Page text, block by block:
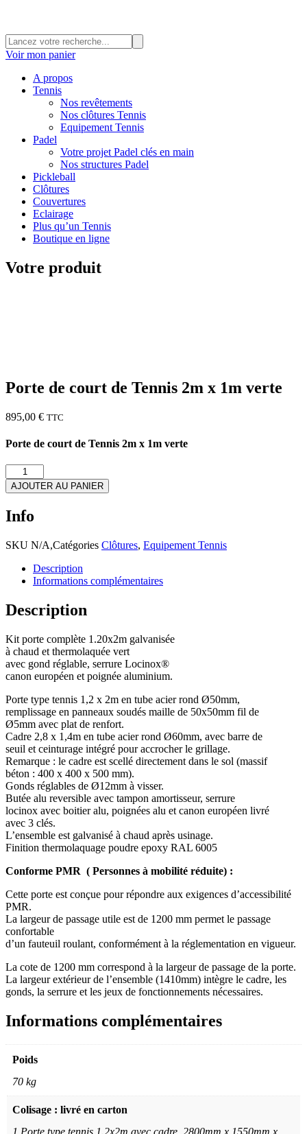
Voir mon panier
A propos
Tennis
Nos revêtements
Nos clôtures Tennis
Equipement Tennis
Padel
Votre projet Padel clés en main
Nos structures Padel
Pickleball
Clôtures
Couvertures
Eclairage
Plus qu’un Tennis
Boutique en ligne
Votre produit
Porte de court de Tennis 2m x 1m verte
895,00 € TTC
Porte de court de Tennis 2m x 1m verte
quantité
de
Porte
court
Tennis
AJOUTER AU PANIER
Info
SKU N/A,Catégories Clôtures, Equipement Tennis
Description
Informations complémentaires
Description
Kit porte complète 1.20x2m galvanisée
à chaud et thermolaquée vert
avec gond réglable, serrure Locinox®
canon européen et poignée aluminium.
Porte type tennis 1,2 x 2m en tube acier rond Ø50mm,
remplissage en panneaux soudés maille de 50x50mm fil de
Ø5mm avec plat de renfort.
Cadre 2,8 x 1,4m en tube acier rond Ø60mm, avec barre de
seuil et ceinturage intégré pour accrocher le grillage.
Remarque : le cadre est scellé directement dans le sol (massif
béton : 400 x 400 x 500 mm).
Gonds réglables de Ø12mm à visser.
Butée alu reversible avec tampon amortisseur, serrure
locinox avec boitier alu, poignées alu et canon européen livré
avec 3 clés.
L’ensemble est galvanisé à chaud après usinage.
Finition thermolaquage poudre epoxy RAL 6005
Conforme PMR ( Personnes à mobilité réduite) :
Cette porte est conçue pour répondre aux exigences d’accessibilité
PMR.
La largeur de passage utile est de 1200 mm permet le passage
confortable
d’un fauteuil roulant, conformément à la réglementation en vigueur.
La cote de 1200 mm correspond à la largeur de passage de la porte.
La largeur extérieur de l’ensemble (1410mm) intègre le cadre, les
gonds, la serrure et les jeux de fonctionnements nécessaires.
Informations complémentaires
Poids
70 kg
Colisage : livré en carton
1 Porte type tennis 1.2x2m avec cadre, 2800mm x 1550mm x